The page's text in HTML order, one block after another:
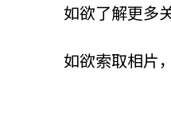
如欲了解更多
如欲索取相片